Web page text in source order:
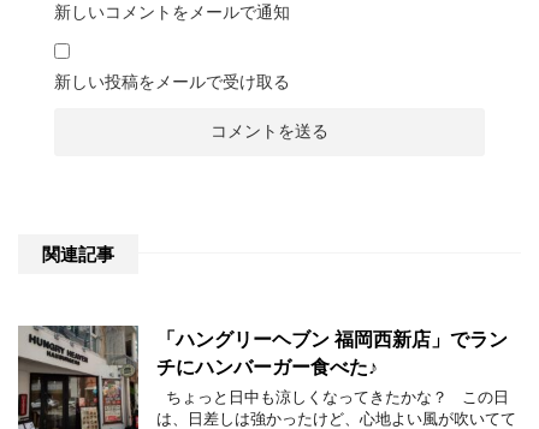
新しいコメントをメールで通知
新しい投稿をメールで受け取る
関連記事
「ハングリーヘブン 福岡西新店」でラン
チにハンバーガー食べた♪
ちょっと日中も涼しくなってきたかな？ この日
は、日差しは強かったけど、心地よい風が吹いてて